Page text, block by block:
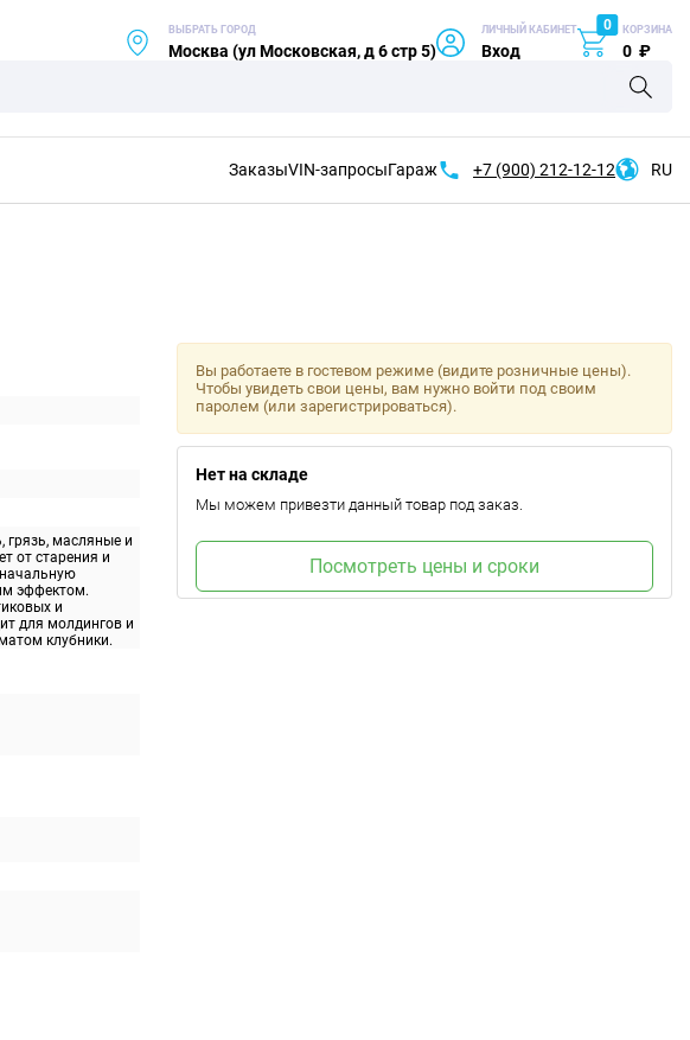
ВЫБРАТЬ ГОРОД
Москва (ул Московская, д 6 стр 5)
ЛИЧНЫЙ КАБИНЕТ
Вход
0 КОРЗИНА
0 ₽
ЗаказыVIN-запросыГараж +7 (900) 212-12-12 RU
грязь, масляные и
от старения и
эффектом.
и
для молдингов и
клубники.
Вы работаете в гостевом режиме (видите розничные цены).
Чтобы увидеть свои цены, вам нужно войти под своим
паролем (или зарегистрироваться).
Нет на складе
Мы можем привезти данный товар под заказ.
Посмотреть цены и сроки